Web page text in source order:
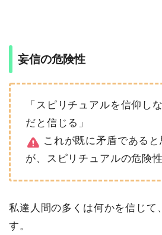
妄信の危険性
「スピリチュアルを信仰し
だと信じる」
これが既に矛盾である
が、スピリチュアルの危険性
私達人間の多くは何かを信じて
す。